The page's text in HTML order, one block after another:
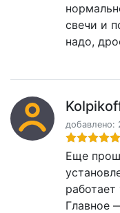
свечи и
надо,
добавлено:
Еще
Главное